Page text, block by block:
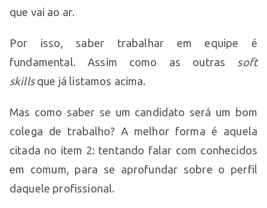
que vai ao ar.
Por isso, saber trabalhar em equipe é
fundamental. Assim como as outras soft
skillsque já listamos acima.
Mas como saber se um candidato será um bom
colega de trabalho? A melhor forma é aquela
citada no item 2: tentando falar com conhecidos
em comum, para se aprofundar sobre o perfil
daquele profissional.